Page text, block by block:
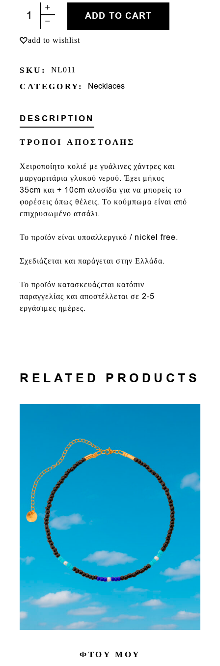
ΟΥΡΑΝΙΟ ΤΟΞΟ quantity
ADD TO CART
add to wishlist
SKU: NL011
CATEGORY: Necklaces
DESCRIPTION
ΤΡΟΠΟΙ ΑΠΟΣΤΟΛΗΣ
Χειροποίητο κολιέ με γυάλινες χάντρες και
μαργαριτάρια γλυκού νερού. Έχει μήκος
35cm και + 10cm αλυσίδα για να μπορείς το
φορέσεις όπως θέλεις. Το κούμπωμα είναι από
επιχρυσωμένο ατσάλι.
Το προϊόν είναι υποαλλεργικό / nickel free.
Σχεδιάζεται και παράγεται στην Ελλάδα.
Το προϊόν κατασκευάζεται κατόπιν
παραγγελίας και αποστέλλεται σε 2-5
εργάσιμες ημέρες.
RELATED PRODUCTS
ΦΤΟΥ ΜΟΥ